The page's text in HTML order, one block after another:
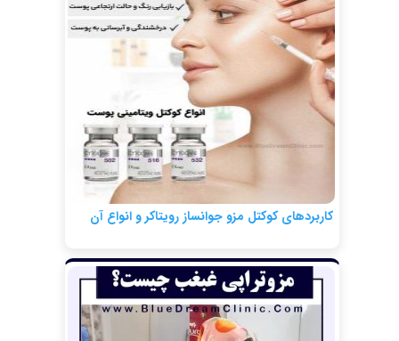
کاربردهای کوکتل مزو جوانساز رویتاکر و انواع آن